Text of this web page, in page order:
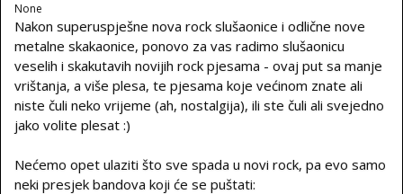
None
Nakon superuspješne nova rock slušaonice i odlične nove
metalne skakaonice, ponovo za vas radimo slušaonicu
veselih i skakutavih novijih rock pjesama - ovaj put sa manje
vrištanja, a više plesa, te pjesama koje većinom znate ali
niste čuli neko vrijeme (ah, nostalgija), ili ste čuli ali svejedno
jako volite plesat :)
Nećemo opet ulaziti što sve spada u novi rock, pa evo samo
neki presjek bandova koji će se puštati: